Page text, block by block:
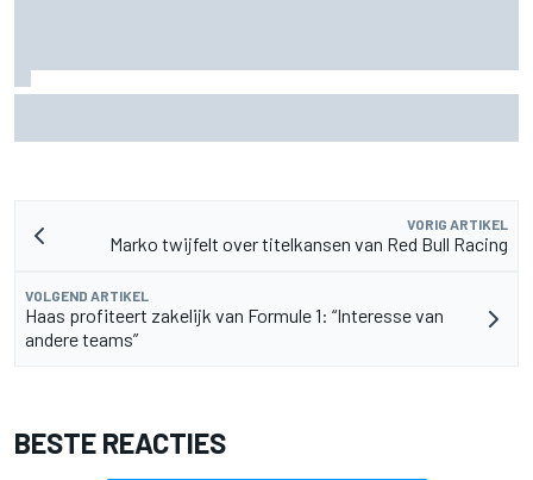
VORIG ARTIKEL
Marko twijfelt over titelkansen van Red Bull Racing
VOLGEND ARTIKEL
Haas profiteert zakelijk van Formule 1: “Interesse van
andere teams”
BESTE REACTIES